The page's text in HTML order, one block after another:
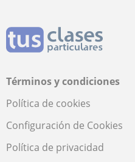
Términos y condiciones
Política de cookies
Configuración de Cookies
Política de privacidad